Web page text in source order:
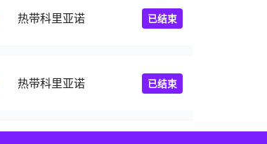
热带科里亚诺 已结束
热带科里亚诺 已结束